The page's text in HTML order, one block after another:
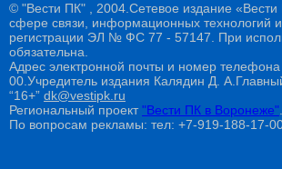
© "Вести ПК" , 2004.Сетевое издание
сфере связи, информационных технологий
регистрации ЭЛ № ФС 77 - 57147. При
обязательна.
Адрес электронной почты и номер
00.Учредитель издания Калядин Д.
“16+” dk@vestipk.ru
Региональный проект"Вести ПК в Воронеже"
По вопросам рекламы: тел: +7-919-188-17-